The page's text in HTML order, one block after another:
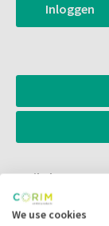
- Perfecte
- Verkrijgbaar
geel - 1,4 mm
Inloggen
Artikelnr.:
Merk:
We use cookies